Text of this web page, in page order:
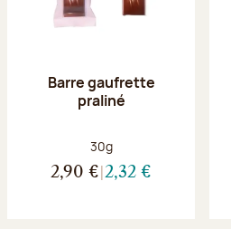
Barre gaufrette
praliné
Poids net :
30g
2,90 € 2,32 €